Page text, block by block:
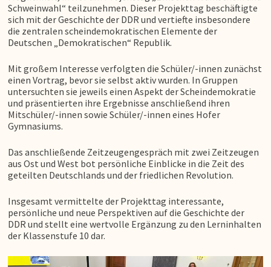
Schweinwahl“ teilzunehmen. Dieser Projekttag beschäftigte
sich mit der Geschichte der DDR und vertiefte insbesondere
die zentralen scheindemokratischen Elemente der
Deutschen „Demokratischen“ Republik.
Mit großem Interesse verfolgten die Schüler/-innen zunächst
einen Vortrag, bevor sie selbst aktiv wurden. In Gruppen
untersuchten sie jeweils einen Aspekt der Scheindemokratie
und präsentierten ihre Ergebnisse anschließend ihren
Mitschüler/-innen sowie Schüler/-innen eines Hofer
Gymnasiums.
Das anschließende Zeitzeugengespräch mit zwei Zeitzeugen
aus Ost und West bot persönliche Einblicke in die Zeit des
geteilten Deutschlands und der friedlichen Revolution.
Insgesamt vermittelte der Projekttag interessante,
persönliche und neue Perspektiven auf die Geschichte der
DDR und stellt eine wertvolle Ergänzung zu den Lerninhalten
der Klassenstufe 10 dar.